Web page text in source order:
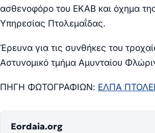
ασθενοφόρο του ΕΚΑΒ και όχημα
Υπηρεσίας Πτολεμαΐδας.
Έρευνα για τις συνθήκες του
Αστυνομικό τμήμα Αμυνταίου
ΠΗΓΗ ΦΩΤΟΓΡΑΦΙΩΝ: ΕΛΠΑ
Eordaia.org